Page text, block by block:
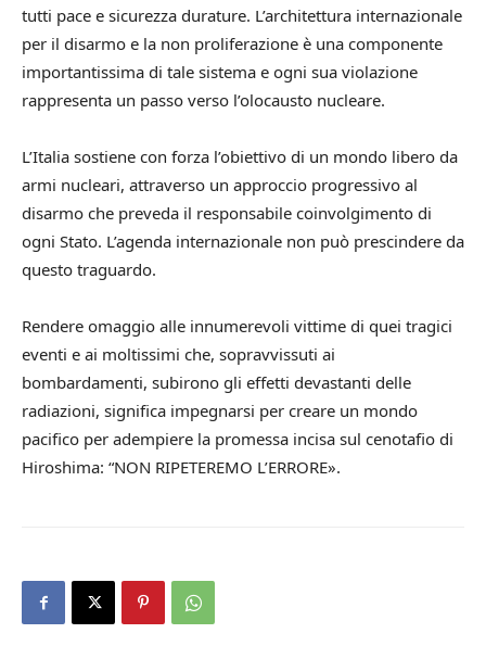
tutti pace e sicurezza durature. L’architettura internazionale
per il disarmo e la non proliferazione è una componente
importantissima di tale sistema e ogni sua violazione
rappresenta un passo verso l’olocausto nucleare.
L’Italia sostiene con forza l’obiettivo di un mondo libero da
armi nucleari, attraverso un approccio progressivo al
disarmo che preveda il responsabile coinvolgimento di
ogni Stato. L’agenda internazionale non può prescindere da
questo traguardo.
Rendere omaggio alle innumerevoli vittime di quei tragici
eventi e ai moltissimi che, sopravvissuti ai
bombardamenti, subirono gli effetti devastanti delle
radiazioni, significa impegnarsi per creare un mondo
pacifico per adempiere la promessa incisa sul cenotafio di
Hiroshima: “NON RIPETEREMO L’ERRORE».